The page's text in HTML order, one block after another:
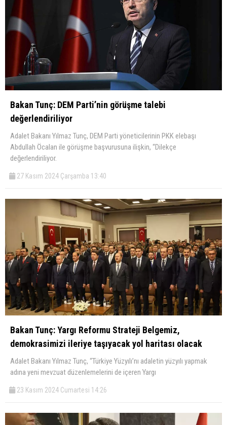
Bakan Tunç: DEM Parti’nin görüşme talebi
değerlendiriliyor
Adalet Bakanı Yılmaz Tunç, DEM Parti yöneticilerinin PKK elebaşı
Abdullah Öcalan ile görüşme başvurusuna ilişkin, “Dilekçe
değerlendiriliyor.
27 Kasım 2024 Çarşamba 13:40
Bakan Tunç: Yargı Reformu Strateji Belgemiz,
demokrasimizi ileriye taşıyacak yol haritası olacak
Adalet Bakanı Yılmaz Tunç, “Türkiye Yüzyılı’nı adaletin yüzyılı yapmak
adına yeni mevzuat düzenlemelerini de içeren Yargı
23 Kasım 2024 Cumartesi 14:26